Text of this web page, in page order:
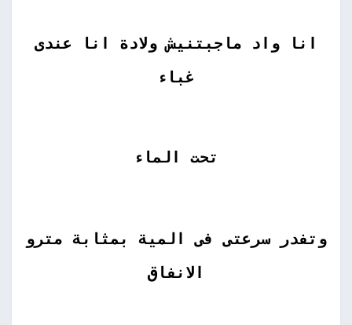
انا واد ماجبتنيش ولادة انا عندى
غباء
تحت الماء
وتفدر سرعتى فى المية بمثابة مترو
الانفاق